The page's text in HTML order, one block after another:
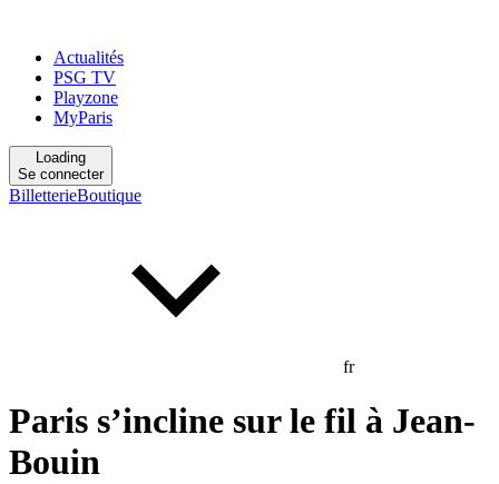
Actualités
PSG TV
Playzone
MyParis
Loading
Se connecter
BilletterieBoutique
fr
Paris s’incline sur le fil à Jean-
Bouin